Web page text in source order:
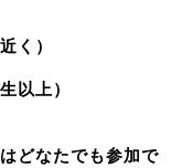
く）
以上）
どなたでも参加で